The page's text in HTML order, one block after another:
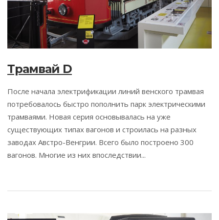
Трамвай D
После начала электрификации линий венского трамвая
потребовалось быстро пополнить парк электрическими
трамваями. Новая серия основывалась на уже
существующих типах вагонов и строилась на разных
заводах Австро-Венгрии. Всего было построено 300
вагонов. Многие из них впоследствии...